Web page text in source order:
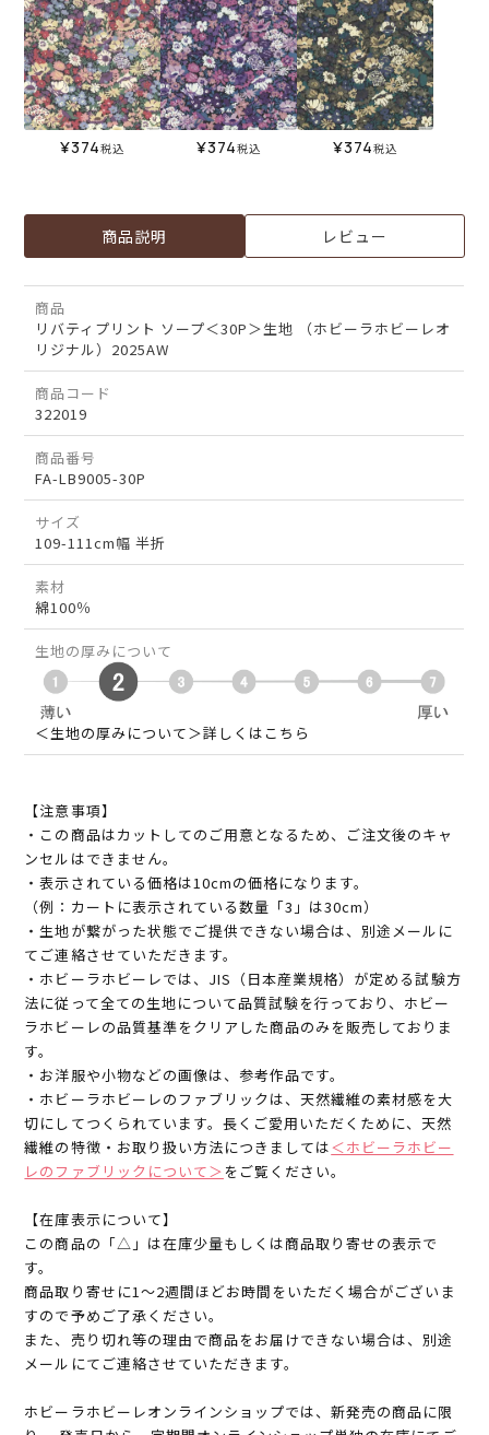
¥374税込 ¥374税込 ¥374税込
商品説明 レビュー
商品
リバティプリント ソープ＜30P＞生地 （ホビーラホビーレオ
リジナル）2025AW
商品コード
322019
商品番号
FA-LB9005-30P
サイズ
109-111cm幅 半折
素材
綿100％
生地の厚みについて
＜生地の厚みについて＞詳しくはこちら
【注意事項】
・この商品はカットしてのご用意となるため、ご注文後のキャ
ンセルはできません。
・表示されている価格は10cmの価格になります。
（例：カートに表示されている数量「3」は30cm）
・生地が繋がった状態でご提供できない場合は、別途メールに
てご連絡させていただきます。
・ホビーラホビーレでは、JIS（日本産業規格）が定める試験方
法に従って全ての生地について品質試験を行っており、ホビー
ラホビーレの品質基準をクリアした商品のみを販売しておりま
す。
・お洋服や小物などの画像は、参考作品です。
・ホビーラホビーレのファブリックは、天然繊維の素材感を大
切にしてつくられています。長くご愛用いただくために、天然
繊維の特徴・お取り扱い方法につきましては＜ホビーラホビー
レのファブリックについて＞ をご覧ください。
【在庫表示について】
この商品の「△」は在庫少量もしくは商品取り寄せの表示で
す。
商品取り寄せに1～2週間ほどお時間をいただく場合がございま
すので予めご了承ください。
また、売り切れ等の理由で商品をお届けできない場合は、別途
メールにてご連絡させていただきます。
ホビーラホビーレオンラインショップでは、新発売の商品に限